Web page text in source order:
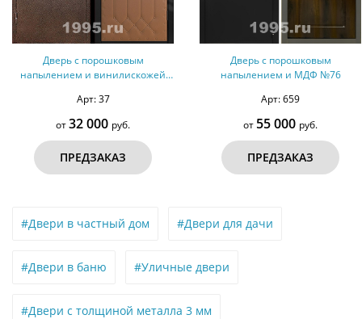
Дверь с порошковым
напылением и винилискожей
Арт: 37
32 000руб.
ПРЕДЗАКАЗ
Дверь с порошковым
напылением и МДФ №76
Арт: 659
55 000руб.
ПРЕДЗАКАЗ
#Двери в частный дом #Двери для дачи
#Двери в баню #Уличные двери
#Двери с толщиной металла 3 мм